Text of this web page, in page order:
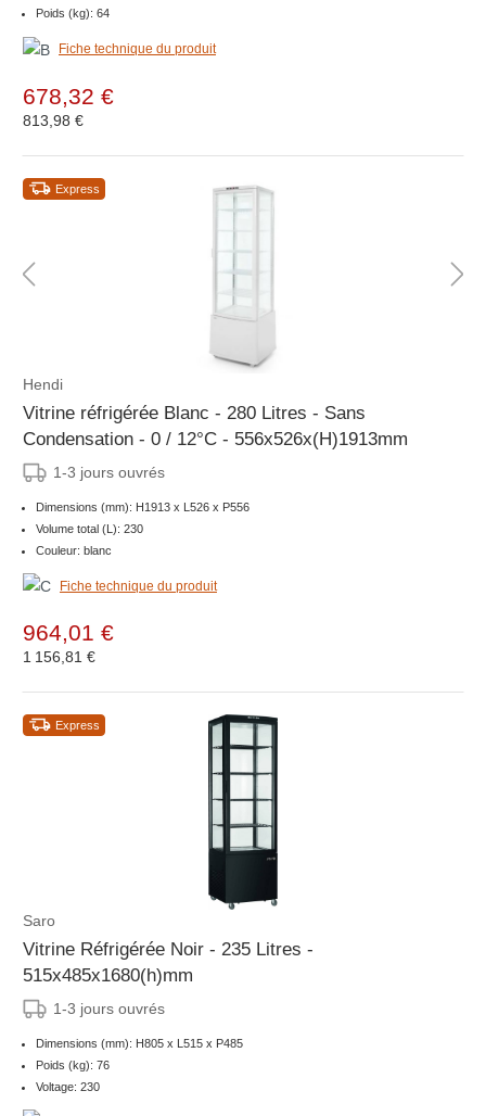
Poids (kg): 64
Fiche technique du produit
678,32 €
813,98 €
Express
Hendi
Vitrine réfrigérée Blanc - 280 Litres - Sans
Condensation - 0 / 12°C - 556x526x(H)1913mm
1-3 jours ouvrés
Dimensions (mm): H1913 x L526 x P556
Volume total (L): 230
Couleur: blanc
Fiche technique du produit
964,01 €
1 156,81 €
Express
Saro
Vitrine Réfrigérée Noir - 235 Litres -
515x485x1680(h)mm
1-3 jours ouvrés
Dimensions (mm): H805 x L515 x P485
Poids (kg): 76
Voltage: 230